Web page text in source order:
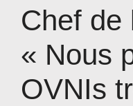
Chef de
« Nous
OVNIs